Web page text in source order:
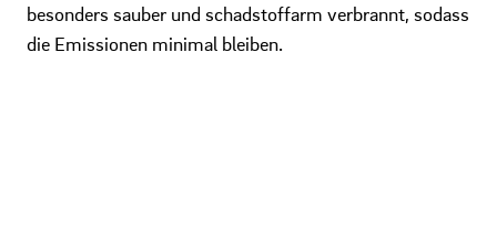
besonders sauber und schadstoffarm verbrannt, sodass
die Emissionen minimal bleiben.